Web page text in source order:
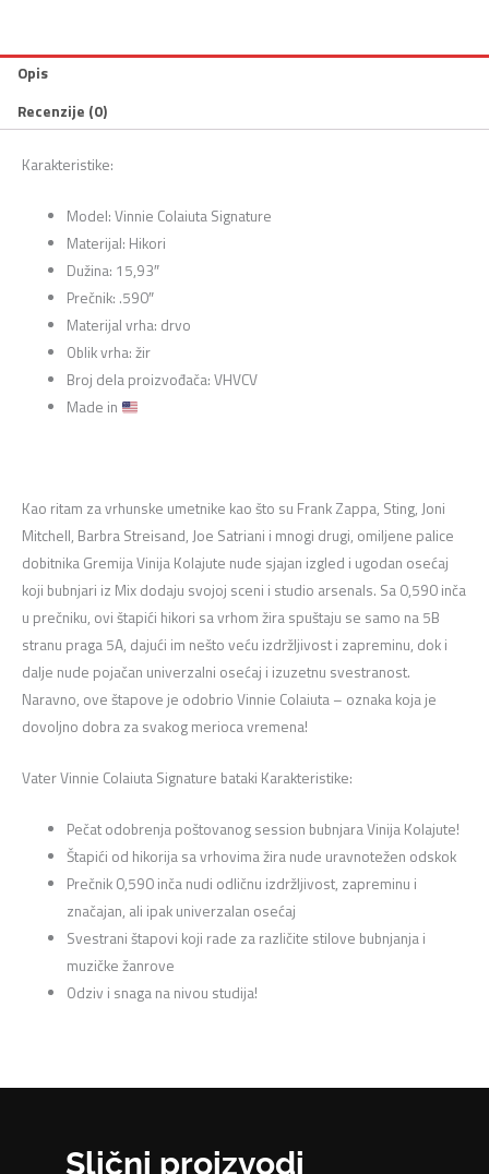
Opis
Recenzije (0)
Karakteristike:
Model: Vinnie Colaiuta Signature
Materijal: Hikori
Dužina: 15,93″
Prečnik: .590″
Materijal vrha: drvo
Oblik vrha: žir
Broj dela proizvođača: VHVCV
Made in
Kao ritam za vrhunske umetnike kao što su Frank Zappa, Sting, Joni
Mitchell, Barbra Streisand, Joe Satriani i mnogi drugi, omiljene palice
dobitnika Gremija Vinija Kolajute nude sjajan izgled i ugodan osećaj
koji bubnjari iz Mix dodaju svojoj sceni i studio arsenals. Sa 0,590 inča
u prečniku, ovi štapići hikori sa vrhom žira spuštaju se samo na 5B
stranu praga 5A, dajući im nešto veću izdržljivost i zapreminu, dok i
dalje nude pojačan univerzalni osećaj i izuzetnu svestranost.
Naravno, ove štapove je odobrio Vinnie Colaiuta – oznaka koja je
dovoljno dobra za svakog merioca vremena!
Vater Vinnie Colaiuta Signature bataki Karakteristike:
Pečat odobrenja poštovanog session bubnjara Vinija Kolajute!
Štapići od hikorija sa vrhovima žira nude uravnotežen odskok
Prečnik 0,590 inča nudi odličnu izdržljivost, zapreminu i
značajan, ali ipak univerzalan osećaj
Svestrani štapovi koji rade za različite stilove bubnjanja i
muzičke žanrove
Odziv i snaga na nivou studija!
Slični proizvodi